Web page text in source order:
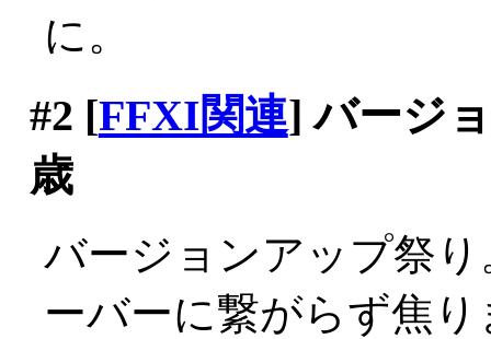
に。
#2 [FFXI関連] バージ
歳
バージョンアップ祭
ーバーに繋がらず焦